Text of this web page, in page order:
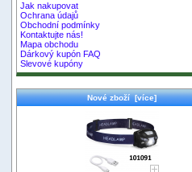
Jak nakupovat
Ochrana údajů
Obchodní podmínky
Kontaktujte nás!
Mapa obchodu
Dárkový kupón FAQ
Slevové kupóny
Nové zboží [více]